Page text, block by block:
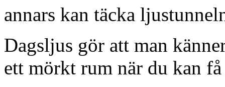
annars kan täcka
Dagsljus gör att man
ett mörkt rum när du kan